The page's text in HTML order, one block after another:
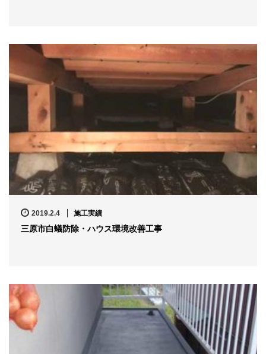
2019.2.4 施工実績
三原市白蟻防除・ハウス環境改善工事